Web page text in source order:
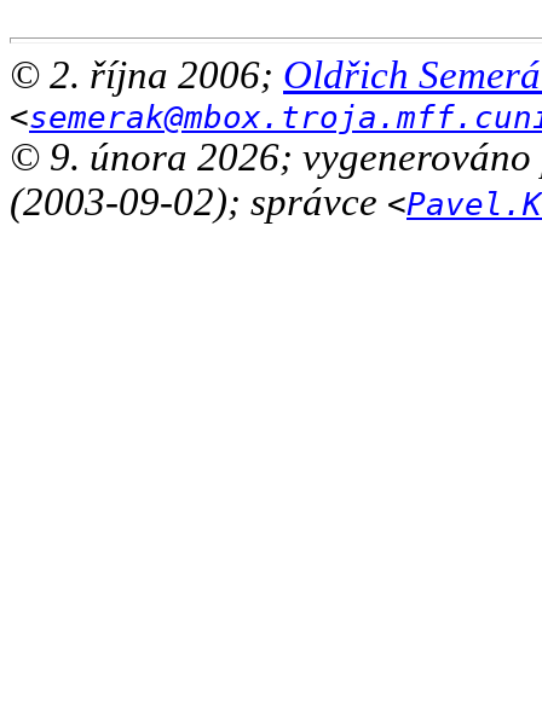
© 2. října 2006; Oldřich
<
© 9. února 2026;
(2003-09-02); správce <